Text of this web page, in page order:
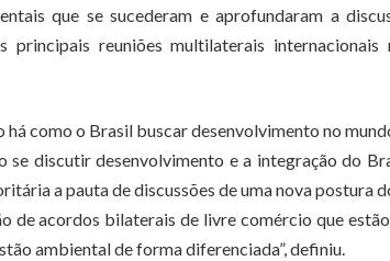
que se sucederam e aprofundaram a
principais reuniões multilaterais
há como o Brasil buscar desenvolvimento no
se discutir desenvolvimento e a integração do
a pauta de discussões de uma nova postura
de acordos bilaterais de livre comércio que
ambiental de forma diferenciada”, definiu.